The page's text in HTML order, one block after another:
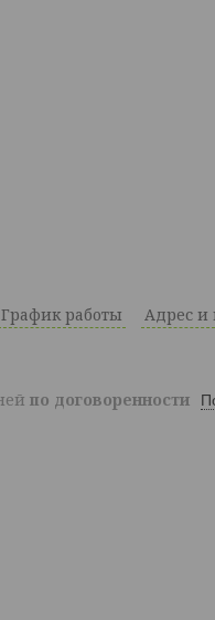
График работы Адрес и
по договоренности